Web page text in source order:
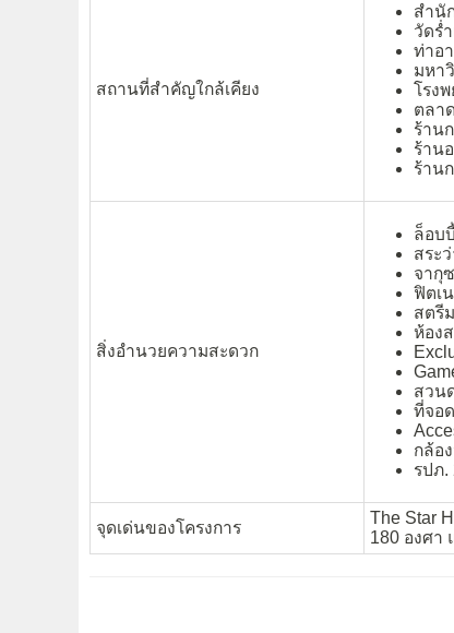
สถานที่สำคัญใกล้เคียง
สำนั
วัดร่
ท่าอ
มหา
โรง
ตลา
ร้าน
ร้าน
ร้าน
สิ่งอำนวยความสะดวก
ล็อบบี้
สระ
จากุ
ฟิตเ
สตรี
ห้อง
สวน
ที่จอ
กล้อ
รปภ.
จุดเด่นของโครงการ
The Star
180 องศา